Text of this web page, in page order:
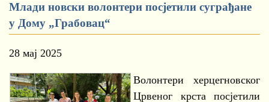
Млади новски волонтери посјетили суграђане
у Дому „Грабовац“
28 мај 2025
Волонтери херцегновског
Црвеног крста посјетили